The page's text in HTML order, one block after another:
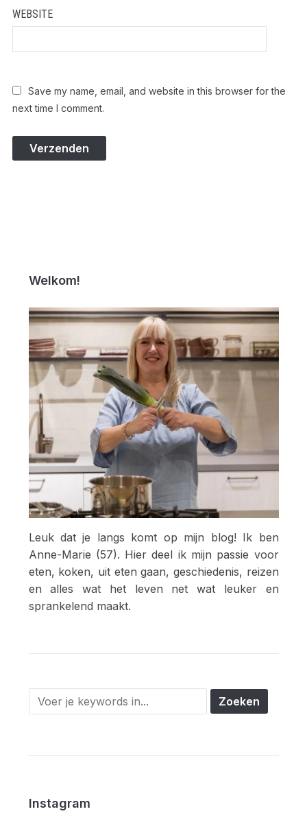
WEBSITE
Save my name, email, and website in this browser for the
next time I comment.
Welkom!
Leuk dat je langs komt op mijn blog! Ik ben
Anne-Marie (57). Hier deel ik mijn passie voor
eten, koken, uit eten gaan, geschiedenis, reizen
en alles wat het leven net wat leuker en
sprankelend maakt.
Instagram